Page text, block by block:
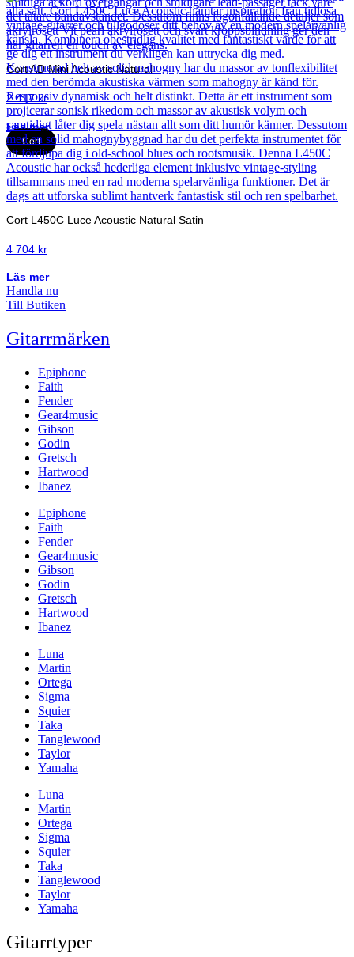
Cort AD Mini Acoustic Natural
2 417kr
Läs mer
Cort
Cort L450C Luce Acoustic Natural Satin
4 704 kr
Läs mer
Handla nu
Till Butiken
Gitarrmärken
Epiphone
Faith
Fender
Gear4music
Gibson
Godin
Gretsch
Hartwood
Ibanez
Epiphone
Faith
Fender
Gear4music
Gibson
Godin
Gretsch
Hartwood
Ibanez
Luna
Martin
Ortega
Sigma
Squier
Taka
Tanglewood
Taylor
Yamaha
Luna
Martin
Ortega
Sigma
Squier
Taka
Tanglewood
Taylor
Yamaha
Gitarrtyper